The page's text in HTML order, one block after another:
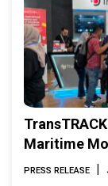
Maritime
INAMARINE
PRESS RELEASE |